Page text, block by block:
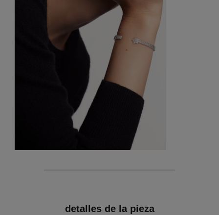
detalles de la pieza